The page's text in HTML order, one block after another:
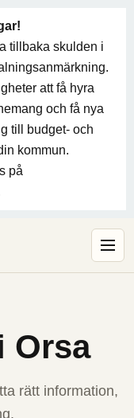
tillbaka skulden i
att få hyra
och få nya
till budget- och
kommun.
på
Orsa
rätt information,